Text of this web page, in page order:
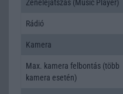
Zenelejátszás (Music Player)
Rádió
Kamera
Max. kamera felbontás (több
kamera esetén)